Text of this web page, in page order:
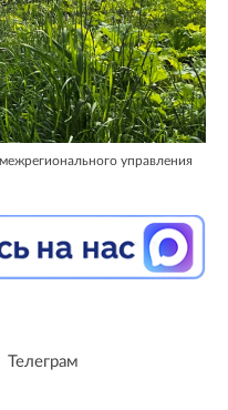
управления
Телеграм